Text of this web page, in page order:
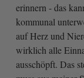
erinnern - das
kommunal
auf Herz und
wirklich alle
ausschöpft. Das